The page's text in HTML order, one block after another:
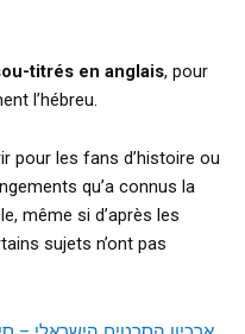
titrés en anglais, pour
l’hébreu.
pour les fans d’histoire ou
qu’a connus la
même si d’après les
sujets n’ont pas